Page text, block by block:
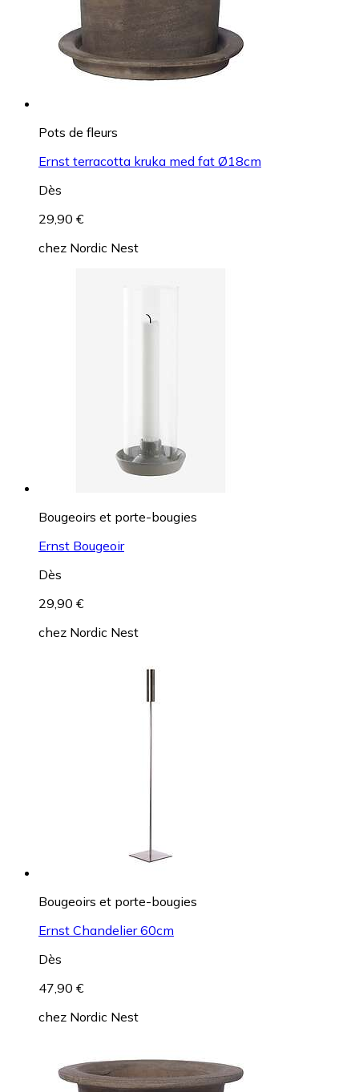
Pots de fleurs
Ernst terracotta kruka med fat Ø18cm
Dès
29,90 €
chez Nordic Nest
Bougeoirs et porte-bougies
Ernst Bougeoir
Dès
29,90 €
chez Nordic Nest
Bougeoirs et porte-bougies
Ernst Chandelier 60cm
Dès
47,90 €
chez Nordic Nest